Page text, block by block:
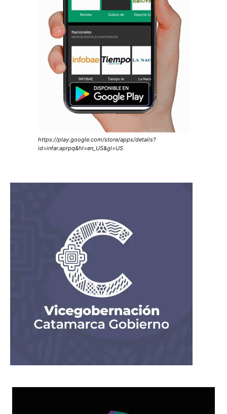
https://play.google.com/store/apps/details?
id=infar.aprpq&hl=en_US&gl=US